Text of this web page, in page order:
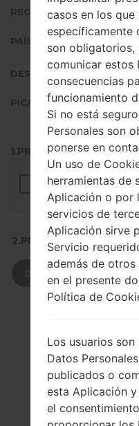
REGIÓN
PAÍS (UN/EL PAÍS)
DESCRIPCIÓN
PICADILLO
1.PRESIONE EL BOTÓN
2.PRESIONE PARA
DESCARGAR
casos en los
específicamente
son obligatorios,
comunicar estos
consecuencias
funcionamiento
Si no está
Personales son
ponerse en
Un uso de
herramientas de
Aplicación o por
servicios de
Aplicación sirve
Servicio
además de
en el presente
Política de
Los usuarios
Datos
publicados o
esta Aplicación
el